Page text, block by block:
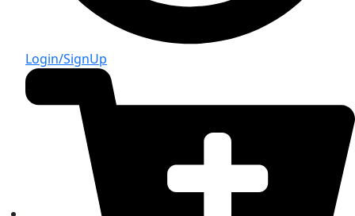
Login/SignUp